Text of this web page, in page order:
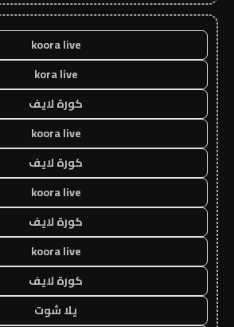
koora live
kora live
كورة لايف
koora live
كورة لايف
koora live
كورة لايف
koora live
كورة لايف
يلا شوت